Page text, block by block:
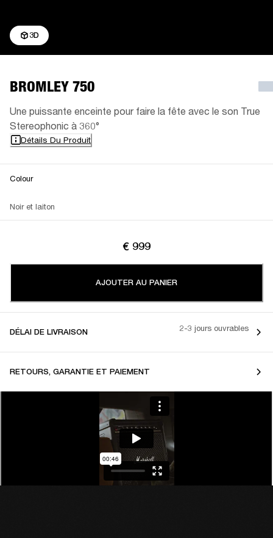
3D
BROMLEY 750
Une puissante enceinte pour faire la fête avec le son True
Stereophonic à 360°
Détails Du Produit
Colour
Noir et laiton
€ 999
AJOUTER AU PANIER
DÉLAI DE LIVRAISON 2-3 jours ouvrables
RETOURS, GARANTIE ET PAIEMENT